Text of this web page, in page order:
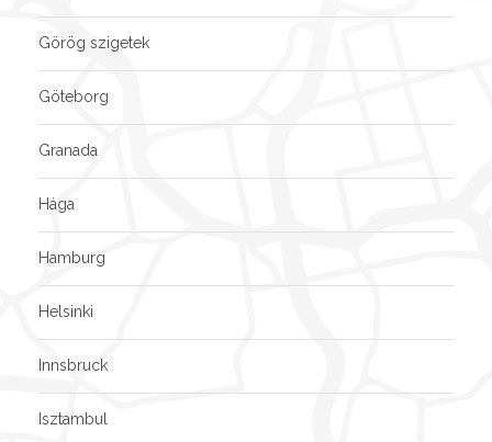
Görög szigetek
Göteborg
Granada
Hága
Hamburg
Helsinki
Innsbruck
Isztambul